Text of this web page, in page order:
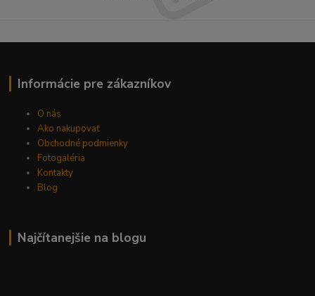
Informácie pre zákazníkov
O nás
Ako nakupovať
Obchodné podmienky
Fotogaléria
Kontakty
Blog
Najčítanejšie na blogu